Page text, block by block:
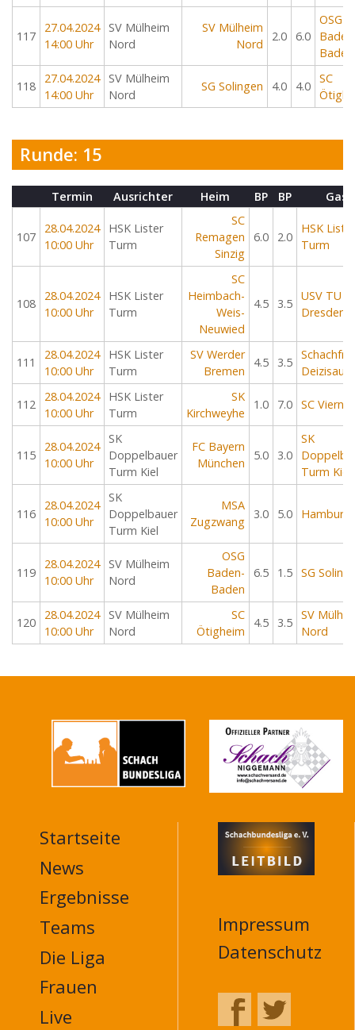
117
27.04.2024
14:00 Uhr
SV Mülheim
Nord
SV Mülheim
Nord
2.0 6.0
OSG
Baden
118
27.04.2024
14:00 Uhr
SV Mülheim
Nord
SG Solingen 4.0 4.0
SC
Runde: 15
Termin Ausrichter Heim BP BP Gast
107
28.04.2024
10:00 Uhr
HSK Lister
Turm
SC
Remagen
Sinzig
6.0 2.0
HSK Lister
Turm
108
28.04.2024
10:00 Uhr
HSK Lister
Turm
SC
Heimbach-
Weis-
Neuwied
4.5 3.5
USV TU
Dresden
111
28.04.2024
10:00 Uhr
HSK Lister
Turm
SV Werder
Bremen
4.5 3.5
Deizisau
112
28.04.2024
10:00 Uhr
HSK Lister
Turm
SK
Kirchweyhe
1.0 7.0 SC
115
28.04.2024
10:00 Uhr
SK
Doppelbauer
Turm Kiel
FC Bayern
München
5.0 3.0
SK
Turm Kiel
116
28.04.2024
10:00 Uhr
SK
Doppelbauer
Turm Kiel
MSA
Zugzwang
3.0 5.0
119
28.04.2024
10:00 Uhr
SV Mülheim
Nord
OSG
Baden-
Baden
6.5 1.5 SG
120
28.04.2024
10:00 Uhr
SV Mülheim
Nord
SC
Ötigheim
4.5 3.5
SV
Nord
MAIN
NAVIGATION
FOOTER
Startseite
News
Ergebnisse
Teams
Die Liga
Frauen
Live
Impressum
Datenschutz